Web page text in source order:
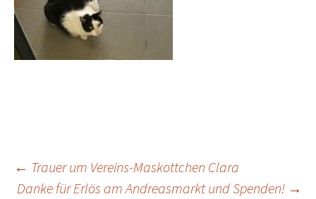
Post
← Trauer um Vereins-Maskottchen Clara
Danke für Erlös am Andreasmarkt und Spenden! →